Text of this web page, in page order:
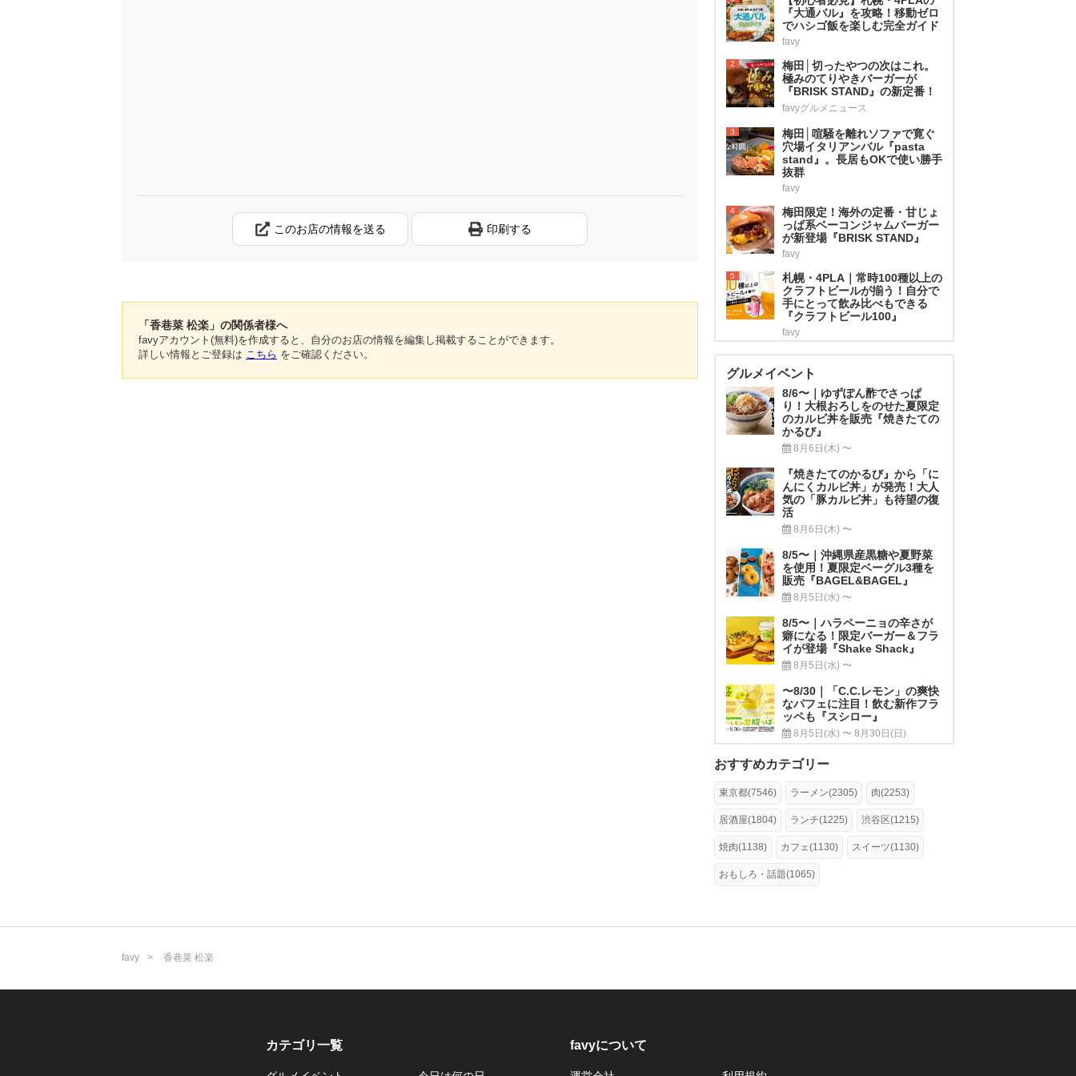
このお店の情報を送る 印刷する
「香巷菜 松楽」の関係者様へ
favyアカウント(無料)を作成すると、自分のお店の情報を編集し掲載することができます。
詳しい情報とご登録は こちら をご確認ください。
『大通バル』を攻略！移動ゼロ
でハシゴ飯を楽しむ完全ガイド
favy
2
梅田│切ったやつの次はこれ。
極みのてりやきバーガーが
『BRISK STAND』の新定番！
favyグルメニュース
3
梅田│喧騒を離れソファで寛ぐ
穴場イタリアンバル『pasta
stand』。長居もOKで使い勝手
抜群
favy
4
梅田限定！海外の定番・甘じょ
っぱ系ベーコンジャムバーガー
が新登場『BRISK STAND』
favy
5
札幌・4PLA｜常時100種以上の
クラフトビールが揃う！自分で
手にとって飲み比べもできる
『クラフトビール100』
favy
グルメイベント
8/6〜｜ゆずぽん酢でさっぱ
り！大根おろしをのせた夏限定
のカルビ丼を販売『焼きたての
かるび』
8月6日(木) 〜
『焼きたてのかるび』から「に
んにくカルビ丼」が発売！大人
気の「豚カルビ丼」も待望の復
活
8月6日(木) 〜
8/5〜｜沖縄県産黒糖や夏野菜
を使用！夏限定ベーグル3種を
販売『BAGEL&BAGEL』
8月5日(水) 〜
8/5〜｜ハラペーニョの辛さが
癖になる！限定バーガー＆フラ
イが登場『Shake Shack』
8月5日(水) 〜
〜8/30｜「C.C.レモン」の爽快
なパフェに注目！飲む新作フラ
ッペも『スシロー』
8月5日(水) 〜 8月30日(日)
おすすめカテゴリー
東京都(7546) ラーメン(2305) 肉(2253)
居酒屋(1804) ランチ(1225) 渋谷区(1215)
焼肉(1138) カフェ(1130) スイーツ(1130)
おもしろ・話題(1065)
favy 香巷菜 松楽
カテゴリ一覧 favyについて